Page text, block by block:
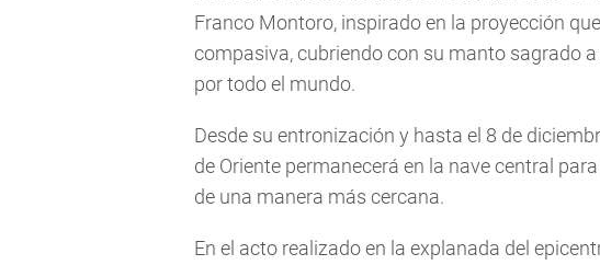
Franco Montoro, inspirado en la proyección
compasiva, cubriendo con su manto sagrado
por todo el mundo.
Desde su entronización y hasta el 8 de
de Oriente permanecerá en la nave central
de una manera más cercana.
En el acto realizado en la explanada del